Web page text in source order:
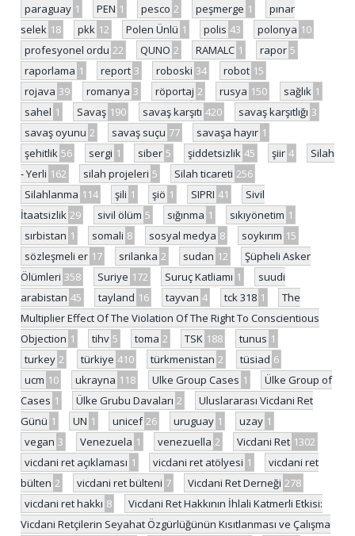
paraguay 1 PEN 1 pesco 2 peşmerge 1
pınar
selek 18 pkk 12 Polen Ünlü 1 polis 43 polonya 10
profesyonel ordu 22 QUNO 2 RAMALC 1 rapor 5
raporlama 1 report 3 roboski 34 robot 15
rojava 39 romanya 3 röportaj 2 rusya 150 sağlık 1
sahel 1 Savaş 190 savaş karşıtı 420 savaş karşıtlığı 3
savaş oyunu 2 savaş suçu 77 savaşa hayır 1
şehitlik 56 sergi 1 siber 5 şiddetsizlik 45 şiir 4
Silah
- Yerli 162 silah projeleri 5 Silah ticareti 256
Silahlanma 114 şili 1 şiö 1 SIPRI 41
Sivil
İtaatsizlik 29 sivil ölüm 5 sığınma 1 sıkıyönetim 1
sırbistan 1 somali 8 sosyal medya 8 soykırım 15
sözleşmeli er 17 srilanka 2 sudan 12
Şüpheli Asker
Ölümleri 358 Suriye 172 Suruç Katliamı 1
suudi
arabistan 45 tayland 16 tayvan 4 tck 318 1
The
Multiplier Effect Of The Violation Of The Right To Conscientious
Objection 1 tihv 5 toma 2 TSK 188 tunus 1
turkey 2 türkiye 410 türkmenistan 2 tüsiad 6
ucm 10 ukrayna 118 Ulke Group Cases 1
Ülke Group of
Cases 1 Ülke Grubu Davaları 2
Uluslararası Vicdani Ret
Günü 1 UN 1 unicef 26 uruguay 1 uzay 1
vegan 3 Venezuela 1 venezuella 2 Vicdani Ret 1302
vicdani ret açıklaması 1 vicdani ret atölyesi 1
vicdani ret
bülten 2 vicdani ret bülteni 7 Vicdani Ret Derneği 278
vicdani ret hakkı 8
Vicdani Ret Hakkının İhlali Katmerli Etkisi:
Vicdani Retçilerin Seyahat Özgürlüğünün Kısıtlanması ve Çalışma